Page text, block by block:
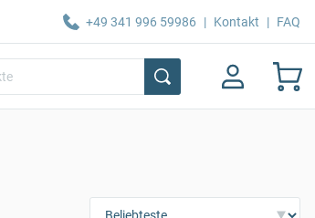
+49 341 996 59986 | Kontakt | FAQ